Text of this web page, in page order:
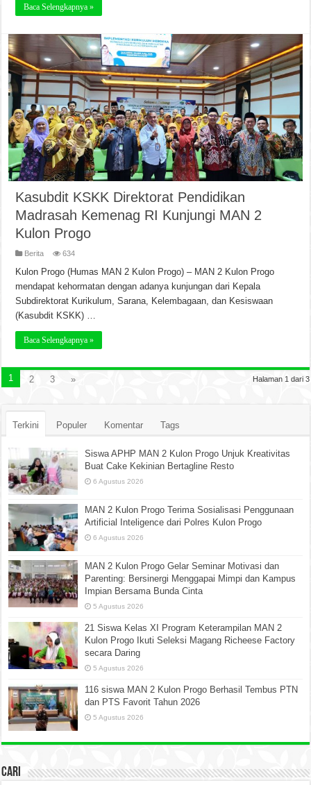
Baca Selengkapnya »
Kasubdit KSKK Direktorat Pendidikan
Madrasah Kemenag RI Kunjungi MAN 2
Kulon Progo
Berita 634
Kulon Progo (Humas MAN 2 Kulon Progo) – MAN 2 Kulon Progo
mendapat kehormatan dengan adanya kunjungan dari Kepala
Subdirektorat Kurikulum, Sarana, Kelembagaan, dan Kesiswaan
(Kasubdit KSKK) …
Baca Selengkapnya »
Halaman 1 dari 3
1 2 3 »
Terkini Populer Komentar Tags
Siswa APHP MAN 2 Kulon Progo Unjuk Kreativitas
Buat Cake Kekinian Bertagline Resto
6 Agustus 2026
MAN 2 Kulon Progo Terima Sosialisasi Penggunaan
Artificial Inteligence dari Polres Kulon Progo
6 Agustus 2026
MAN 2 Kulon Progo Gelar Seminar Motivasi dan
Parenting: Bersinergi Menggapai Mimpi dan Kampus
Impian Bersama Bunda Cinta
5 Agustus 2026
21 Siswa Kelas XI Program Keterampilan MAN 2
Kulon Progo Ikuti Seleksi Magang Richeese Factory
secara Daring
5 Agustus 2026
116 siswa MAN 2 Kulon Progo Berhasil Tembus PTN
dan PTS Favorit Tahun 2026
5 Agustus 2026
Cari